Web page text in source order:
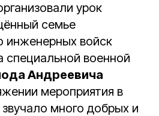
урок
семье
инженерных войск
специальной военной
Андреевича
мероприятия в
много добрых и